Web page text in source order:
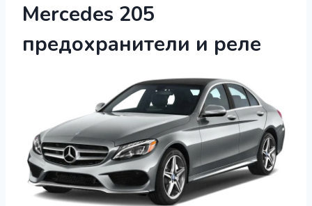
Mercedes 205
предохранители и реле